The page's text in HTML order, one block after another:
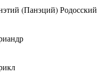
(Панэций) Родосский